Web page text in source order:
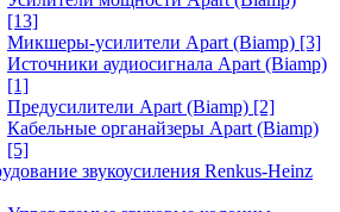
[13]
Микшеры-усилители Apart (Biamp) [3]
Источники аудиосигнала Apart (Biamp)
[1]
Предусилители Apart (Biamp) [2]
Кабельные органайзеры Apart (Biamp)
[5]
звукоусиления Renkus-Heinz